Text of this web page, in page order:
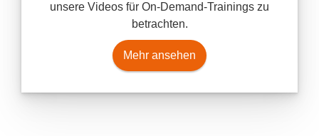
unsere Videos für On-Demand-Trainings zu
betrachten.
Mehr ansehen